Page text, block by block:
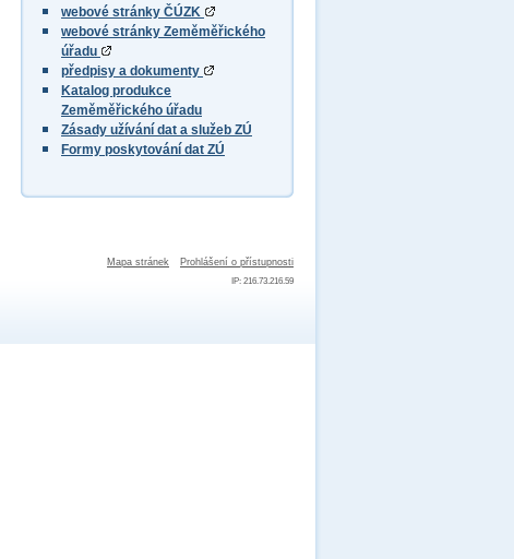
webové stránky ČÚZK
webové stránky Zeměměřického
úřadu
předpisy a dokumenty
Katalog produkce
Zeměměřického úřadu
Zásady užívání dat a služeb ZÚ
Formy poskytování dat ZÚ
Mapa stránek Prohlášení o přístupnosti
IP: 216.73.216.59